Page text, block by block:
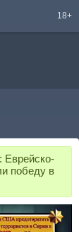
18+
Еврейско-
победу в